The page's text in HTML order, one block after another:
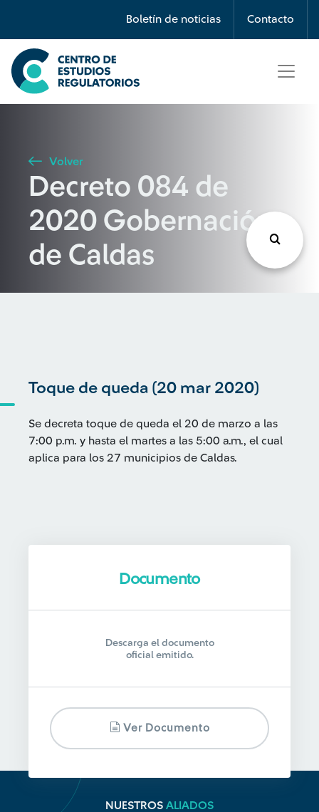
Boletín de noticias Contacto
Búsqueda
Seleccione país
Buscar
Volver
Decreto 084 de
2020 Gobernación
de Caldas
Toque de queda (20 mar 2020)
Se decreta toque de queda el 20 de marzo a las
7:00 p.m. y hasta el martes a las 5:00 a.m., el cual
aplica para los 27 municipios de Caldas.
Documento
Descarga el documento
oficial emitido.
Ver Documento
NUESTROS ALIADOS